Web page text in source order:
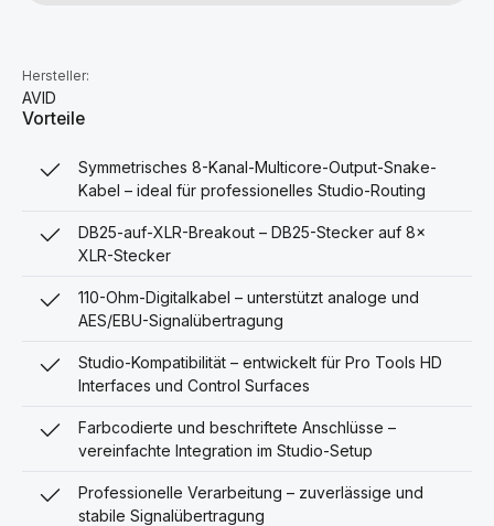
Hersteller:
AVID
Vorteile
Symmetrisches 8-Kanal-Multicore-Output-Snake-
Kabel – ideal für professionelles Studio-Routing
DB25-auf-XLR-Breakout – DB25-Stecker auf 8×
XLR-Stecker
110-Ohm-Digitalkabel – unterstützt analoge und
AES/EBU-Signalübertragung
Studio-Kompatibilität – entwickelt für Pro Tools HD
Interfaces und Control Surfaces
Farbcodierte und beschriftete Anschlüsse –
vereinfachte Integration im Studio-Setup
Professionelle Verarbeitung – zuverlässige und
stabile Signalübertragung